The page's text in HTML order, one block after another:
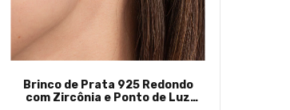
Brinco de Prata 925 Redondo
com Zircônia e Ponto de Luz